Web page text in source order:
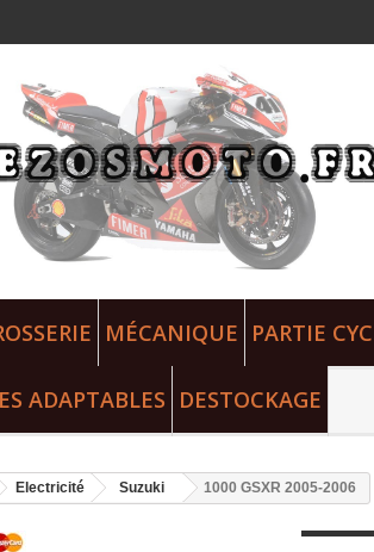
MÉCANIQUE PARTIE
ADAPTABLES DESTOCKAGE
Electricité Suzuki 1000 GSXR 2005-2006